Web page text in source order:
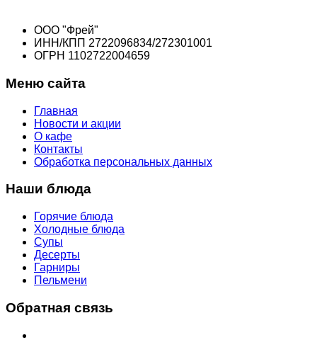
ООО "Фрей"
ИНН/КПП 2722096834/272301001
ОГРН 1102722004659
Меню сайта
Главная
Новости и акции
О кафе
Контакты
Обработка персональных данных
Наши блюда
Горячие блюда
Холодные блюда
Супы
Десерты
Гарниры
Пельмени
Обратная связь